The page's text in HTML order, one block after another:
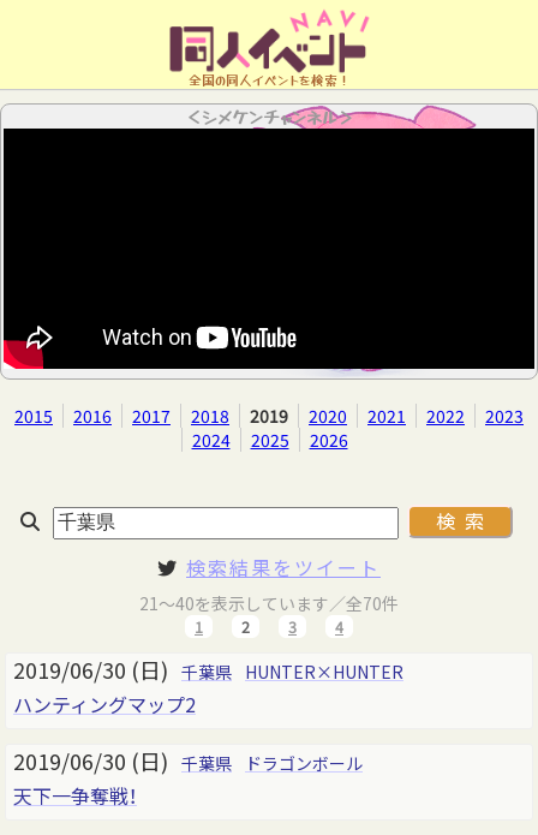
全国の同人イベントを検索！
＜シメケンチャンネル＞
2015 2016 2017 2018 2019 2020 2021 2022
2023
2024
2025 2026
検索結果をツイート
21～40を表示しています／全70件
1 2 3 4
2019/06/30 (日) 千葉県 HUNTER×HUNTER
ハンティングマップ2
2019/06/30 (日) 千葉県 ドラゴンボール
天下一争奪戦！